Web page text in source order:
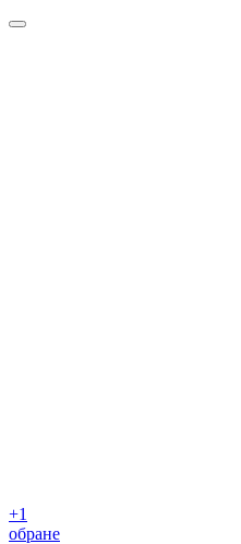
+1
обране